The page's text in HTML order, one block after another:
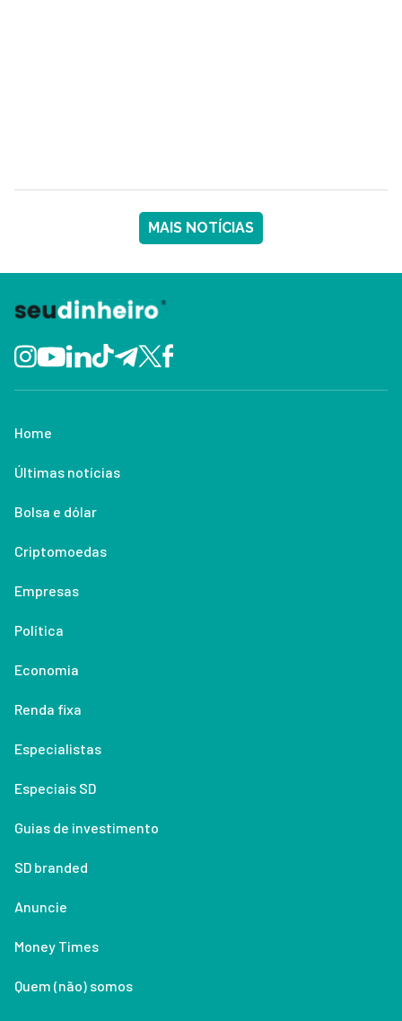
MAIS NOTÍCIAS
Home
Últimas notícias
Bolsa e dólar
Criptomoedas
Empresas
Política
Economia
Renda fixa
Especialistas
Especiais SD
Guias de investimento
SD branded
Anuncie
Money Times
Quem (não) somos